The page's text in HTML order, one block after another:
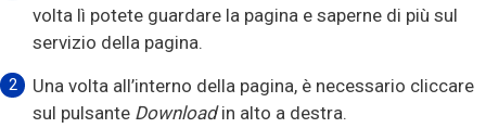
volta lì potete guardare la pagina e saperne di più sul
servizio della pagina.
Una volta all’interno della pagina, è necessario cliccare
sul pulsante Downloadin alto a destra.